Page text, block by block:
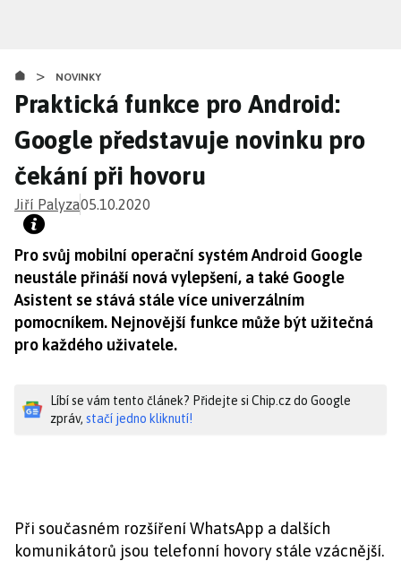
obsahu
> NOVINKY
Praktická funkce pro Android:
Google představuje novinku pro
čekání při hovoru
Jiří Palyza05.10.2020
Pro svůj mobilní operační systém Android Google
neustále přináší nová vylepšení, a také Google
Asistent se stává stále více univerzálním
pomocníkem. Nejnovější funkce může být užitečná
pro každého uživatele.
Líbí se vám tento článek? Přidejte si Chip.cz do Google
zpráv, stačí jedno kliknutí!
Při současném rozšíření WhatsApp a dalších
komunikátorů jsou telefonní hovory stále vzácnější.